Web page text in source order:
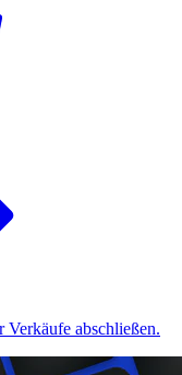
abschließen.